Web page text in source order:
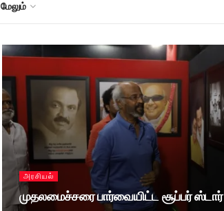
மேலும்
அரசியல்
முதலமைச்சரை பார்வையிட்ட சூப்பர் ஸ்டார்